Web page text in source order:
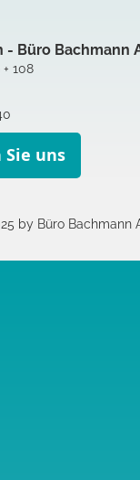
Büro Bachmann
108
uns
by Büro Bachmann